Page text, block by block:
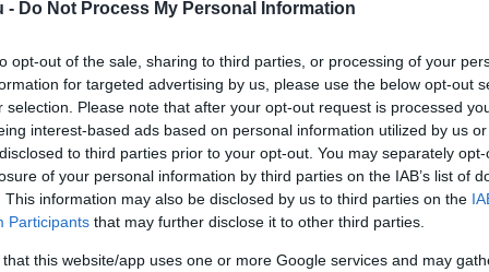
- Do Not Process My Personal Information
opt-out of the sale, sharing to third parties, or processing of your
for targeted advertising by us, please use the below opt-out
selection. Please note that after your opt-out request is processed
interest-based ads based on personal information utilized by us
to third parties prior to your opt-out. You may separately
of your personal information by third parties on the IAB’s list of
This information may also be disclosed by us to third parties on the
Participants that may further disclose it to other third parties.
that this website/app uses one or more Google services and may
a parkolás
Hírös Embör
regisztrál, az bármelyik vakcinából választhat és
a csütörtöki Kormányinfó